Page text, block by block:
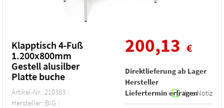
Klapptisch 4-Fuß
1.200x800mm
Gestell alusilber
Platte buche
Artikel-Nr.: 210383
Hersteller: BIG
200,13 €
Direktlieferung ab Lager
Hersteller
Liefertermin erfragenIhre Notiz